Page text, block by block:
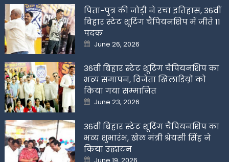
पिता-पुत्र की जोड़ी ने रचा इतिहास, 36वीं
बिहार स्टेट शूटिंग चैंपियनशिप में जीते 11
पदक
Posted
on
June 26, 2026
36वीं बिहार स्टेट शूटिंग चैंपियनशिप का
भव्य समापन, विजेता खिलाडिय़ों को
किया गया सम्मानित
Posted
on
June 23, 2026
36वीं बिहार स्टेट शूटिंग चैंपियनशिप का
भव्य शुभारंभ, खेल मंत्री श्रेयसी सिंह ने
किया उद्घाटन
Posted